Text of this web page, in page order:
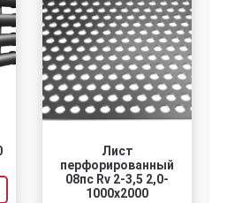
Лист
перфорированный
08пс Rv 2-3,5 2,0-
1000х2000